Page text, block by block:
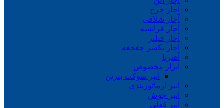
آچار چرخ
آچار شلاقی
آچار فرانسه
آچار فیلتر
آچار یکسر جغجغه
آهنربا
ابزار مخصوص
انبر سوکت بنزین
انبر آرماتوربندی
انبر جوش
انبر قفلی